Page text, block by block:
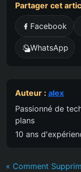
Partager cet
Facebook
WhatsApp
Auteur : alex
Passionné de
plans
10 ans
« Comment